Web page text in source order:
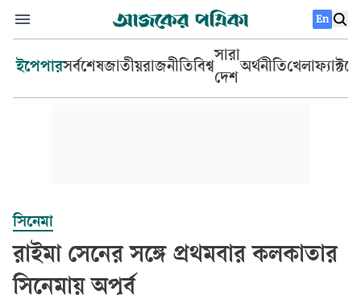
En
ইপেপারসর্বশেষজাতীয়রাজনীতিবিশ্ব
সারা
দেশ
অর্থনীতিখেলা
সিনেমা
রাইমা সেনের সঙ্গে প্রথমবার কলকাতার
সিনেমায় অপূর্ব